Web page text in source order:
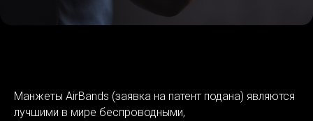
Манжеты AirBands (заявка на патент подана) являются
лучшими в мире беспроводными,